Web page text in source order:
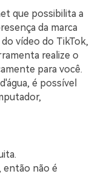
que possibilita a
da marca
vídeo do TikTok,
realize o
para você.
é possível
então não é